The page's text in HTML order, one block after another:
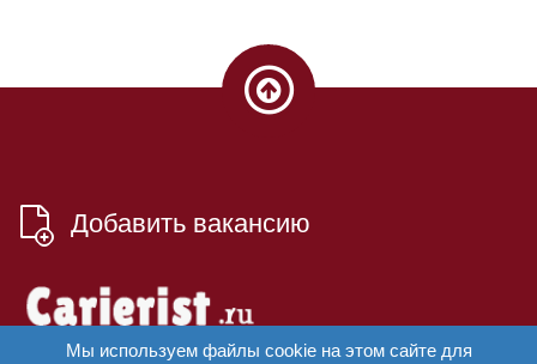
Добавить вакансию
Мы используем файлы cookie на этом сайте для